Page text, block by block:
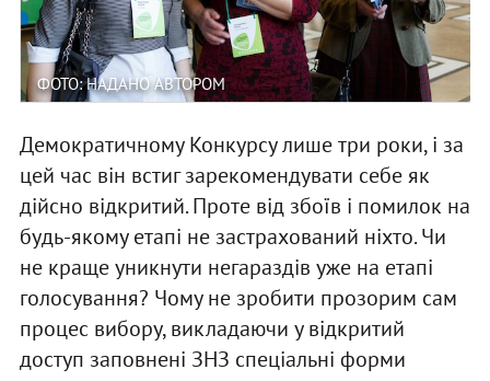
ФОТО: НАДАНО АВТОРОМ
Демократичному Конкурсу лише три роки, і за
цей час він встиг зарекомендувати себе як
дійсно відкритий. Проте від збоїв і помилок на
будь-якому етапі не застрахований ніхто. Чи
не краще уникнути негараздів уже на етапі
голосування? Чому не зробити прозорим сам
процес вибору, викладаючи у відкритий
доступ заповнені ЗНЗ спеціальні форми